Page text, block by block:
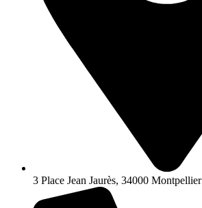
3 Place Jean Jaurès, 34000 Montpellier